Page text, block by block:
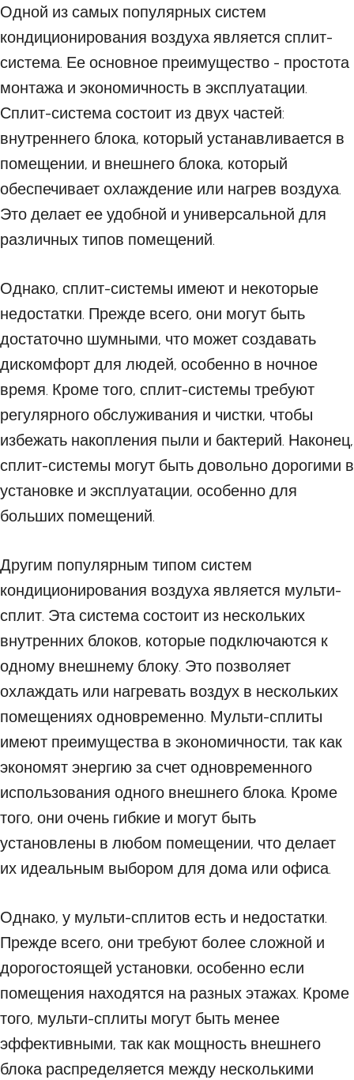
Одной из самых популярных систем
кондиционирования воздуха является сплит-
система. Ее основное преимущество - простота
монтажа и экономичность в эксплуатации.
Сплит-система состоит из двух частей:
внутреннего блока, который устанавливается в
помещении, и внешнего блока, который
обеспечивает охлаждение или нагрев воздуха.
Это делает ее удобной и универсальной для
различных типов помещений.
Однако, сплит-системы имеют и некоторые
недостатки. Прежде всего, они могут быть
достаточно шумными, что может создавать
дискомфорт для людей, особенно в ночное
время. Кроме того, сплит-системы требуют
регулярного обслуживания и чистки, чтобы
избежать накопления пыли и бактерий. Наконец,
сплит-системы могут быть довольно дорогими в
установке и эксплуатации, особенно для
больших помещений.
Другим популярным типом систем
кондиционирования воздуха является мульти-
сплит. Эта система состоит из нескольких
внутренних блоков, которые подключаются к
одному внешнему блоку. Это позволяет
охлаждать или нагревать воздух в нескольких
помещениях одновременно. Мульти-сплиты
имеют преимущества в экономичности, так как
экономят энергию за счет одновременного
использования одного внешнего блока. Кроме
того, они очень гибкие и могут быть
установлены в любом помещении, что делает
их идеальным выбором для дома или офиса.
Однако, у мульти-сплитов есть и недостатки.
Прежде всего, они требуют более сложной и
дорогостоящей установки, особенно если
помещения находятся на разных этажах. Кроме
того, мульти-сплиты могут быть менее
эффективными, так как мощность внешнего
блока распределяется между несколькими